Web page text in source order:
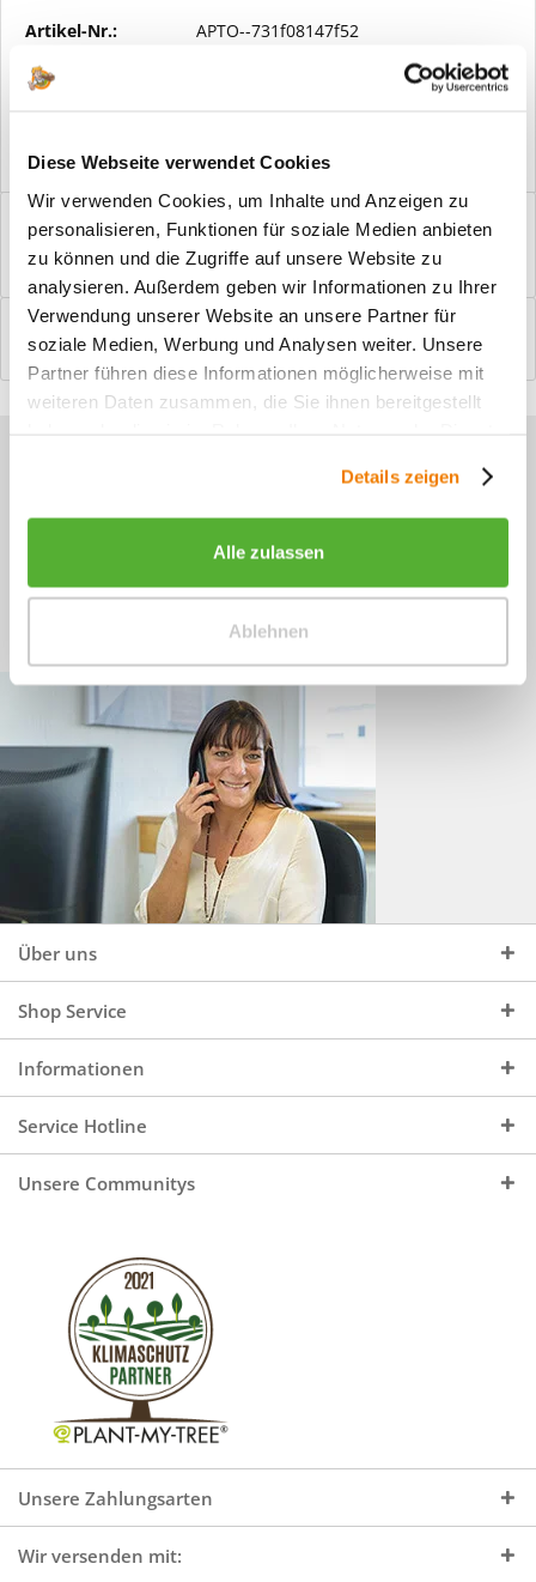
Diese Webseite verwendet Cookies
Wir verwenden Cookies, um Inhalte und Anzeigen zu
personalisieren, Funktionen für soziale Medien anbieten
zu können und die Zugriffe auf unsere Website zu
analysieren. Außerdem geben wir Informationen zu Ihrer
Verwendung unserer Website an unsere Partner für
soziale Medien, Werbung und Analysen weiter. Unsere
Partner führen diese Informationen möglicherweise mit
weiteren Daten zusammen, die Sie ihnen bereitgestellt
Details zeigen
Alle zulassen
Ablehnen
Artikel-Nr.: APTO--731f08147f52
Vorteile
Windfangelemente online am Bildschirm konfigurieren und
einbaufertig bestellen. In wenigen...
Bewertungen
0
Bewertungen lesen, schreiben und diskutieren...mehr
Sie haben Fragen zu unseren
+49 (0)4244 965 34 04
Mo - Do, 09:00 - 16:00 Uhr
und Fr, 09:00 - 13:00 Uhr
Über uns
Shop Service
Informationen
Service Hotline
Unsere Communitys
Unsere Zahlungsarten
Wir versenden mit: